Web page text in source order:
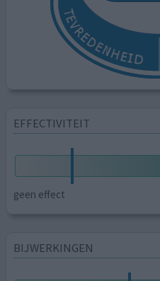
EFFECTIVITEIT
geen effect
BIJWERKINGEN